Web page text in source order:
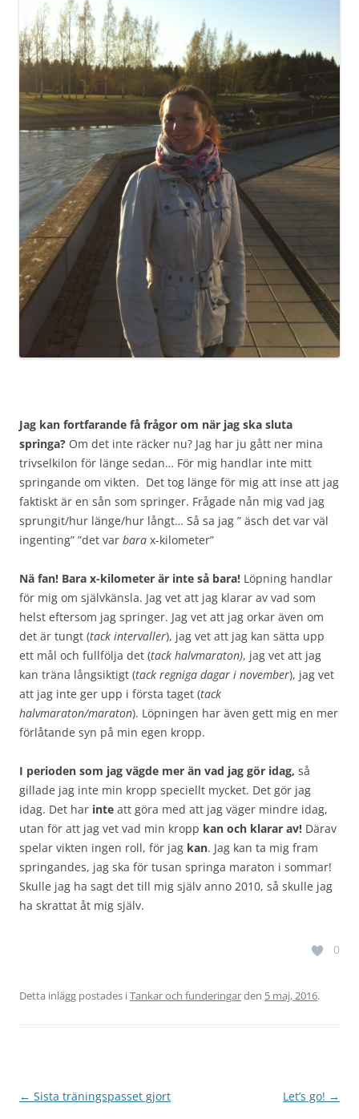
Jag kan fortfarande få frågor om när jag ska sluta
springa? Om det inte räcker nu? Jag har ju gått ner mina
trivselkilon för länge sedan… För mig handlar inte mitt
springande om vikten. Det tog länge för mig att inse att jag
faktiskt är en sån som springer. Frågade nån mig vad jag
sprungit/hur länge/hur långt… Så sa jag ” äsch det var väl
ingenting” ”det var bara x-kilometer”
Nä fan! Bara x-kilometer är inte så bara! Löpning handlar
för mig om självkänsla. Jag vet att jag klarar av vad som
helst eftersom jag springer. Jag vet att jag orkar även om
det är tungt (tack intervaller), jag vet att jag kan sätta upp
ett mål och fullfölja det (tack halvmaraton), jag vet att jag
kan träna långsiktigt (tack regniga dagar i november), jag vet
att jag inte ger upp i första taget (tack
halvmaraton/maraton). Löpningen har även gett mig en mer
förlåtande syn på min egen kropp.
I perioden som jag vägde mer än vad jag gör idag, så
gillade jag inte min kropp speciellt mycket. Det gör jag
idag. Det har inte att göra med att jag väger mindre idag,
utan för att jag vet vad min kropp kan och klarar av! Därav
spelar vikten ingen roll, för jag kan. Jag kan ta mig fram
springandes, jag ska för tusan springa maraton i sommar!
Skulle jag ha sagt det till mig själv anno 2010, så skulle jag
ha skrattat åt mig själv.
0
Detta inlägg postades iTankar och funderingarden 5 maj, 2016.
Inläggsnavigering
← Sista träningspasset gjort Let’s go! →